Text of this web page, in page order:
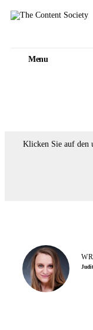
Menu
Home
Klicken Sie auf den